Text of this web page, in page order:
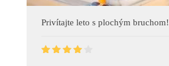
Privítajte leto s plochým bruchom!